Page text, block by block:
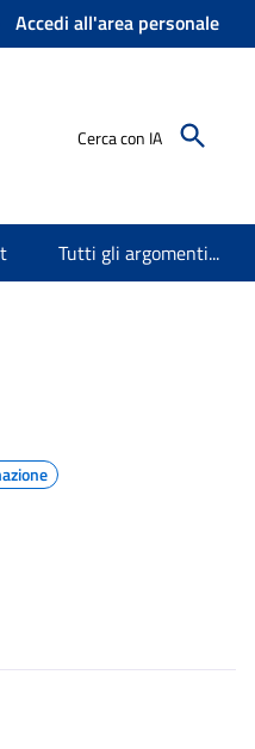
Accedi all'area personale
Cerca con IA
Tutti gli argomenti...